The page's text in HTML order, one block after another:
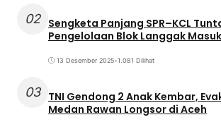
02 Sengketa Panjang SPR–KCL
Pengelolaan Blok Langgak
13 Desember 2025•1.081 Dilihat
03 TNI Gendong 2 Anak Kembar,
Medan Rawan Longsor di Aceh